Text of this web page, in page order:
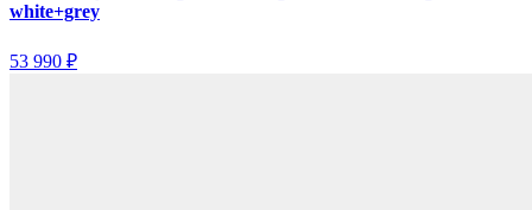
white+grey
53 990 ₽